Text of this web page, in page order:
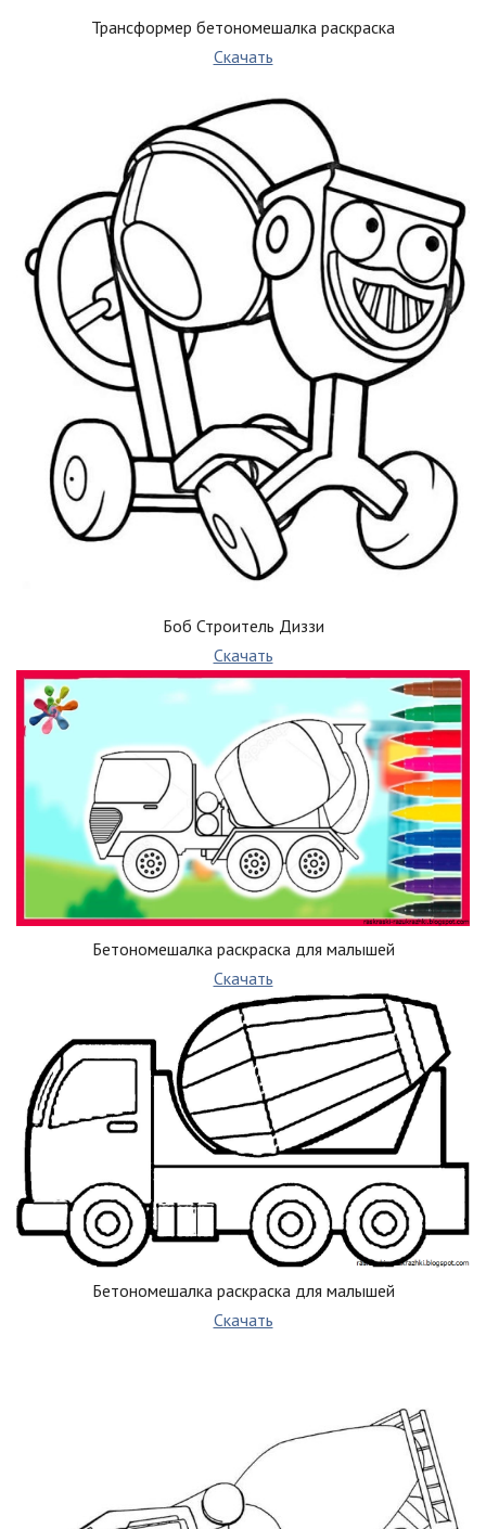
Трансформер бетономешалка раскраска
Скачать
Боб Строитель Диззи
Скачать
Бетономешалка раскраска для малышей
Скачать
Бетономешалка раскраска для малышей
Скачать